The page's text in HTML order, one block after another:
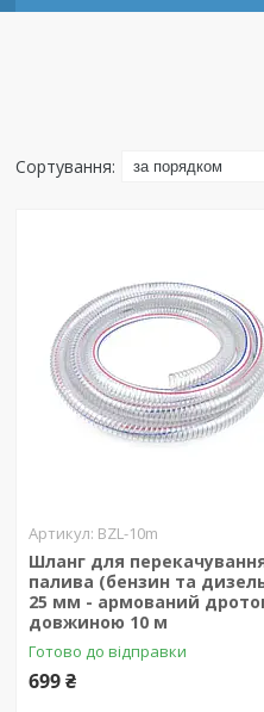
BZL-10m
Шланг для
палива (бензин та
25 мм - армований
довжиною 10 м
Готово до відправки
699 ₴